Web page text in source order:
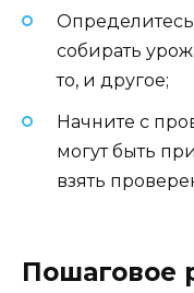
собирать
то, и другое;
Начните с
могут быть
взять
Пошаговое